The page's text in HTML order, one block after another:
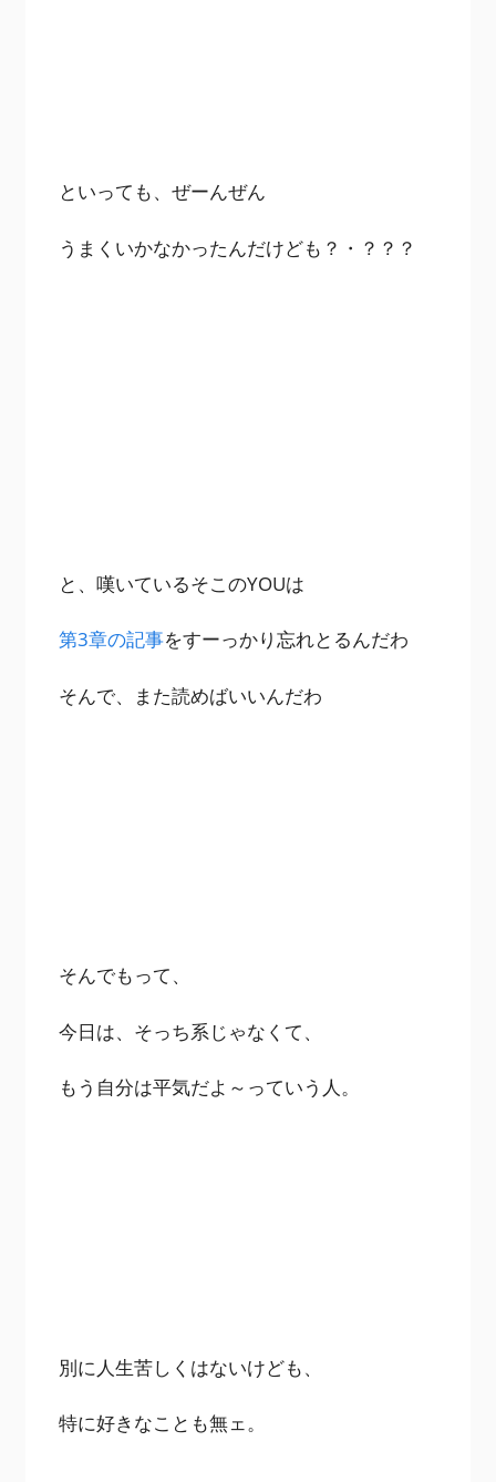
といっても、ぜーんぜん
うまくいかなかったんだけども？・？？？
と、嘆いているそこのYOUは
第3章の記事をすーっかり忘れとるんだわ
そんで、また読めばいいんだわ
そんでもって、
今日は、そっち系じゃなくて、
もう自分は平気だよ～っていう人。
別に人生苦しくはないけども、
特に好きなことも無ェ。